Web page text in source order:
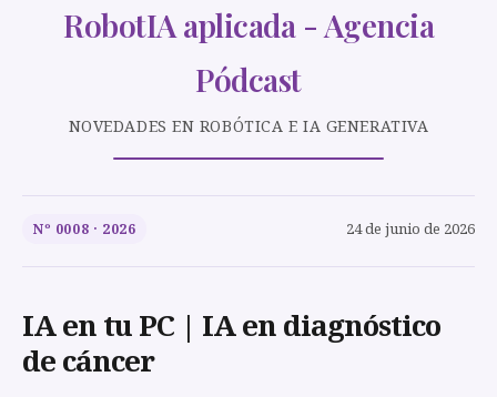
RobotIA aplicada - Agencia
Pódcast
NOVEDADES EN ROBÓTICA E IA GENERATIVA
Nº 0008 · 2026 24 de junio de 2026
IA en tu PC | IA en diagnóstico
de cáncer